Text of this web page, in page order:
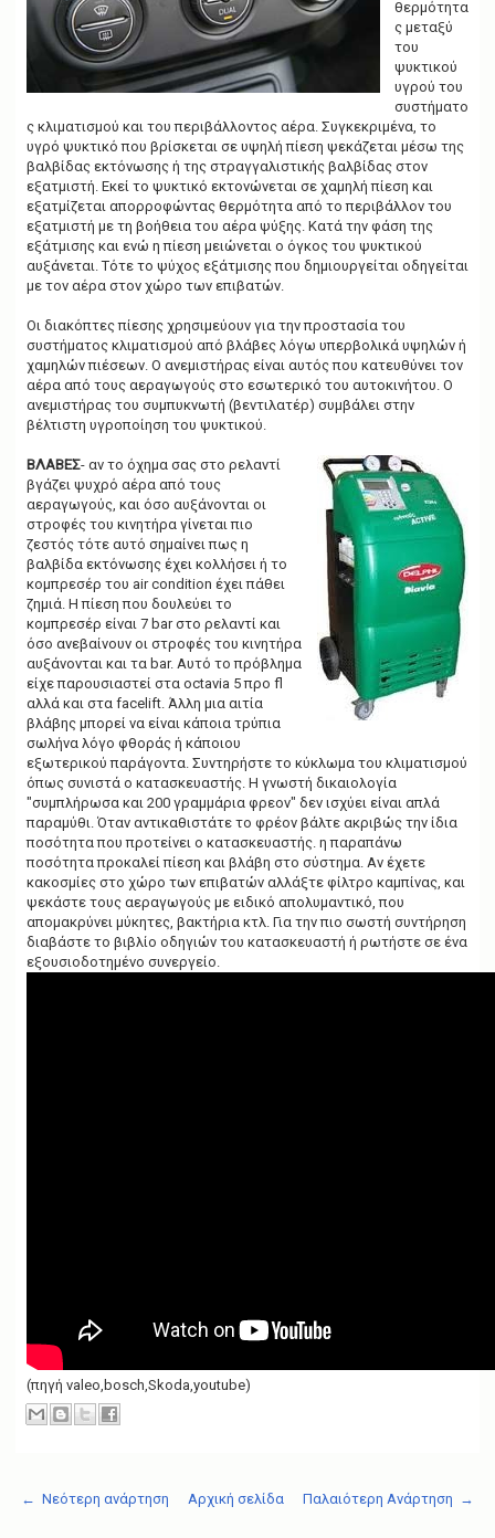
θερμότητα
ς μεταξύ
του
ψυκτικού
υγρού του
συστήματο
ς κλιματισμού και του περιβάλλοντος αέρα. Συγκεκριμένα, το
υγρό ψυκτικό που βρίσκεται σε υψηλή πίεση ψεκάζεται μέσω της
βαλβίδας εκτόνωσης ή της στραγγαλιστικής βαλβίδας στον
εξατμιστή. Εκεί το ψυκτικό εκτονώνεται σε χαμηλή πίεση και
εξατμίζεται απορροφώντας θερμότητα από το περιβάλλον του
εξατμιστή με τη βοήθεια του αέρα ψύξης. Κατά την φάση της
εξάτμισης και ενώ η πίεση μειώνεται ο όγκος του ψυκτικού
αυξάνεται. Τότε το ψύχος εξάτμισης που δημιουργείται οδηγείται
με τον αέρα στον χώρο των επιβατών.
Οι διακόπτες πίεσης χρησιμεύουν για την προστασία του
συστήματος κλιματισμού από βλάβες λόγω υπερβολικά υψηλών ή
χαμηλών πιέσεων. Ο ανεμιστήρας είναι αυτός που κατευθύνει τον
αέρα από τους αεραγωγούς στο εσωτερικό του αυτοκινήτου. Ο
ανεμιστήρας του συμπυκνωτή (βεντιλατέρ) συμβάλει στην
βέλτιστη υγροποίηση του ψυκτικού.
ΒΛΑΒΕΣ- αν το όχημα σας στο ρελαντί
βγάζει ψυχρό αέρα από τους
αεραγωγούς, και όσο αυξάνονται οι
στροφές του κινητήρα γίνεται πιο
ζεστός τότε αυτό σημαίνει πως η
βαλβίδα εκτόνωσης έχει κολλήσει ή το
κομπρεσέρ του air condition έχει πάθει
ζημιά. H πίεση που δουλεύει το
κομπρεσέρ είναι 7 bar στο ρελαντί και
όσο ανεβαίνουν οι στροφές του κινητήρα
αυξάνονται και τα bar. Aυτό το πρόβλημα
είχε παρουσιαστεί στα octavia 5 προ fl
αλλά και στα facelift. Άλλη μια αιτία
βλάβης μπορεί να είναι κάποια τρύπια
σωλήνα λόγο φθοράς ή κάποιου
εξωτερικού παράγοντα. Συντηρήστε το κύκλωμα του κλιματισμού
όπως συνιστά ο κατασκευαστής. Η γνωστή δικαιολογία
"συμπλήρωσα και 200 γραμμάρια φρεον" δεν ισχύει είναι απλά
παραμύθι. Όταν αντικαθιστάτε το φρέον βάλτε ακριβώς την ίδια
ποσότητα που προτείνει ο κατασκευαστής. η παραπάνω
ποσότητα προκαλεί πίεση και βλάβη στο σύστημα. Αν έχετε
κακοσμίες στο χώρο των επιβατών αλλάξτε φίλτρο καμπίνας, και
ψεκάστε τους αεραγωγούς με ειδικό απολυμαντικό, που
απομακρύνει μύκητες, βακτήρια κτλ. Για την πιο σωστή συντήρηση
διαβάστε το βιβλίο οδηγιών του κατασκευαστή ή ρωτήστε σε ένα
εξουσιοδοτημένο συνεργείο.
(πηγή valeo,bosch,Skoda,youtube)
← Νεότερη ανάρτηση Παλαιότερη Ανάρτηση →
Αρχική σελίδα